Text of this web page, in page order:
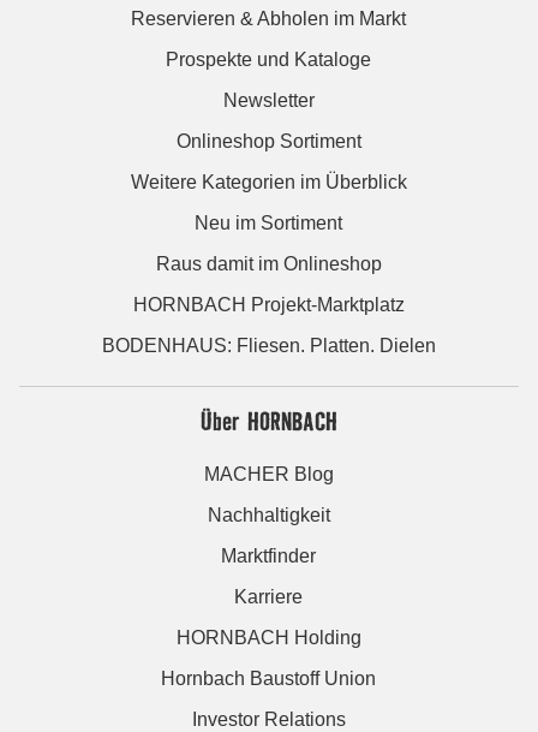
Reservieren & Abholen im Markt
Prospekte und Kataloge
Newsletter
Onlineshop Sortiment
Weitere Kategorien im Überblick
Neu im Sortiment
Raus damit im Onlineshop
HORNBACH Projekt-Marktplatz
BODENHAUS: Fliesen. Platten. Dielen
Über HORNBACH
MACHER Blog
Nachhaltigkeit
Marktfinder
Karriere
HORNBACH Holding
Hornbach Baustoff Union
Investor Relations